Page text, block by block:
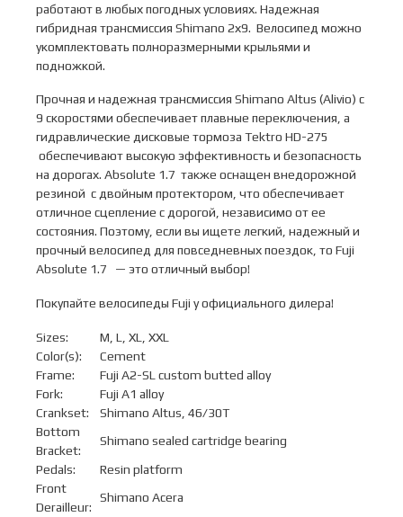
работают в любых погодных условиях. Надежная
гибридная трансмиссия Shimano 2х9. Велосипед можно
укомплектовать полноразмерными крыльями и
подножкой.
Прочная и надежная трансмиссия Shimano Altus (Alivio) с
9 скоростями обеспечивает плавные переключения, а
гидравлические дисковые тормоза Tektro HD-275
обеспечивают высокую эффективность и безопасность
на дорогах. Absolute 1.7 также оснащен внедорожной
резиной с двойным протектором, что обеспечивает
отличное сцепление с дорогой, независимо от ее
состояния. Поэтому, если вы ищете легкий, надежный и
прочный велосипед для повседневных поездок, то Fuji
Absolute 1.7 — это отличный выбор!
Покупайте велосипеды Fuji у официального дилера!
Sizes:
M, L, XL, XXL
Color(s):
Cement
Frame:
Fuji A2-SL custom butted alloy
Fork:
Fuji A1 alloy
Crankset:
Shimano Altus, 46/30T
Bottom
Bracket:
Shimano sealed cartridge bearing
Pedals:
Resin platform
Front
Derailleur:
Shimano Acera